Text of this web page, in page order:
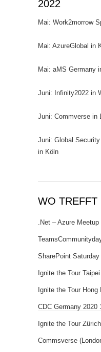
2022
Mai: Work2morrow
Mai: AzureGlobal in
Mai: aMS Germany
Juni: Infinity2022 in
Juni: Commverse in
Juni: Global
in Köln
WO TREFFT
.Net – Azure Meetup
SharePoint
Ignite the Tour
Ignite the Tour Hong
CDC Germany 2020
Ignite the Tour
Commsverse